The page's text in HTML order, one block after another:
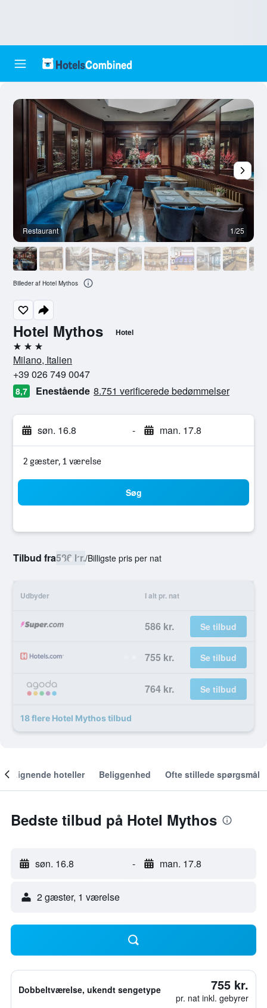
Hotel Mythos Hotel
3 stjerner
Milano, Italien
+39 026 749 0047
8,7 Enestående 8.751 verificerede bedømmelser
søn. 16.8 - man. 17.8
2 gæster, 1 værelse
Søg
Tilbud fra586 kr./Billigste pris per nat
Udbyder I alt pr. nat
586 kr. Se tilbud
755 kr. Se tilbud
764 kr. Se tilbud
18 flere Hotel Mythos tilbud
Restaurant 1/25
Billeder af Hotel Mythos
Lignende hoteller Beliggenhed Ofte stillede spørgsmål
Bedste tilbud på Hotel Mythos
søn. 16.8 - man. 17.8
2 gæster, 1 værelse
Dobbeltværelse, ukendt sengetype 755 kr.
pr. nat inkl. gebyrer